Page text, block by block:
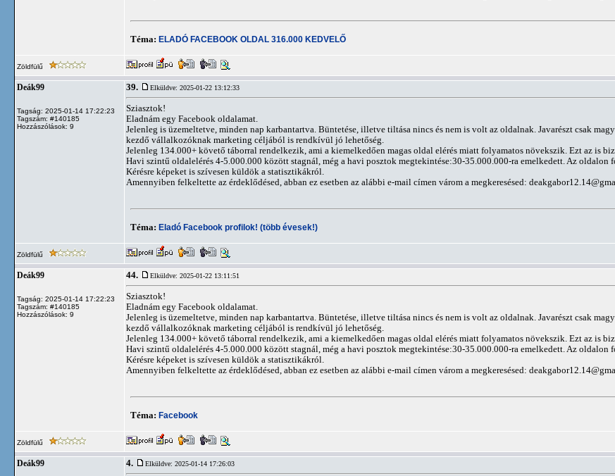
Téma: ELADÓ FACEBOOK OLDAL 316.000 KEDVELŐ
Zöldfülű
Deák99
Tagság: 2025-01-14 17:22:23
Tagszám: #140185
Hozzászólások: 9
39. Elküldve: 2025-01-22 13:12:33
Sziasztok!
Eladnám egy Facebook oldalamat.
Jelenleg is üzemeltetve, minden nap karbantartva. Büntetése, illetve tiltása nincs és nem is volt az oldalnak. Javarészt csak
kezdő vállalkozóknak marketing céljából is rendkívül jó lehetőség.
Jelenleg 134.000+ követő táborral rendelkezik, ami a kiemelkedően magas oldal elérés miatt folyamatos növekszik. Ezt az is
Havi szintű oldalelérés 4-5.000.000 között stagnál, még a havi posztok megtekintése:30-35.000.000-ra emelkedett. Az
Kérésre képeket is szívesen küldök a statisztikákról.
Amennyiben felkeltette az érdeklődésed, abban ez esetben az alábbi e-mail címen várom a megkeresésed:
Téma: Eladó Facebook profilok! (több évesek!)
Zöldfülű
Deák99
Tagság: 2025-01-14 17:22:23
Tagszám: #140185
Hozzászólások: 9
44. Elküldve: 2025-01-22 13:11:51
Sziasztok!
Eladnám egy Facebook oldalamat.
Jelenleg is üzemeltetve, minden nap karbantartva. Büntetése, illetve tiltása nincs és nem is volt az oldalnak. Javarészt csak
kezdő vállalkozóknak marketing céljából is rendkívül jó lehetőség.
Jelenleg 134.000+ követő táborral rendelkezik, ami a kiemelkedően magas oldal elérés miatt folyamatos növekszik. Ezt az is
Havi szintű oldalelérés 4-5.000.000 között stagnál, még a havi posztok megtekintése:30-35.000.000-ra emelkedett. Az
Kérésre képeket is szívesen küldök a statisztikákról.
Amennyiben felkeltette az érdeklődésed, abban ez esetben az alábbi e-mail címen várom a megkeresésed:
Téma: Facebook
Zöldfülű
Deák99 4. Elküldve: 2025-01-14 17:26:03